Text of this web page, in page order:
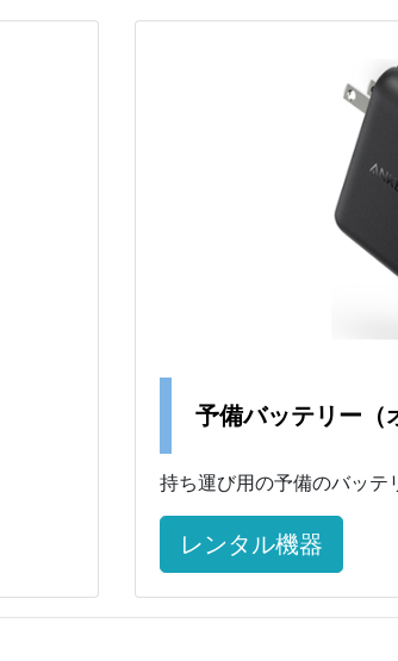
予備バッテリー（
持ち運び用の予備のバッテ
レンタル機器